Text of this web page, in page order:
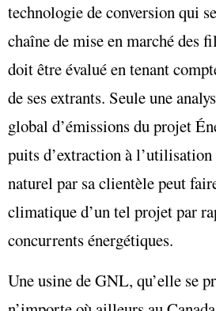
technologie de conversion qui
chaîne de mise en marché des
doit être évalué en tenant
de ses extrants. Seule une
global d’émissions du projet
puits d’extraction à
naturel par sa clientèle peut
climatique d’un tel projet par
concurrents énergétiques.
Une usine de GNL, qu’elle se